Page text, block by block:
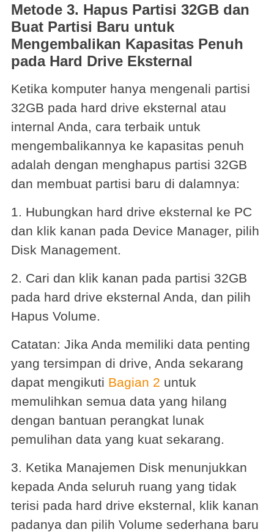
Metode 3. Hapus Partisi 32GB dan
Buat Partisi Baru untuk
Mengembalikan Kapasitas Penuh
pada Hard Drive Eksternal
Ketika komputer hanya mengenali partisi
32GB pada hard drive eksternal atau
internal Anda, cara terbaik untuk
mengembalikannya ke kapasitas penuh
adalah dengan menghapus partisi 32GB
dan membuat partisi baru di dalamnya:
1. Hubungkan hard drive eksternal ke PC
dan klik kanan pada Device Manager, pilih
Disk Management.
2. Cari dan klik kanan pada partisi 32GB
pada hard drive eksternal Anda, dan pilih
Hapus Volume.
Catatan: Jika Anda memiliki data penting
yang tersimpan di drive, Anda sekarang
dapat mengikuti Bagian 2 untuk
memulihkan semua data yang hilang
dengan bantuan perangkat lunak
pemulihan data yang kuat sekarang.
3. Ketika Manajemen Disk menunjukkan
kepada Anda seluruh ruang yang tidak
terisi pada hard drive eksternal, klik kanan
padanya dan pilih Volume sederhana baru